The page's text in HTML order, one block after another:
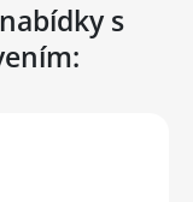
s